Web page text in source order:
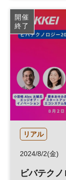
SLUSH イ
スタートアッ
開催
終了
リアル
2024/8/2(金)
ビバテク